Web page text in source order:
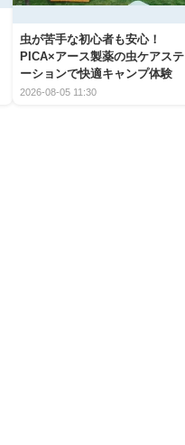
虫が苦手な初心者も安心！
PICA×アース製薬の虫ケアステ
ーションで快適キャンプ体験
2026-08-05 11:30